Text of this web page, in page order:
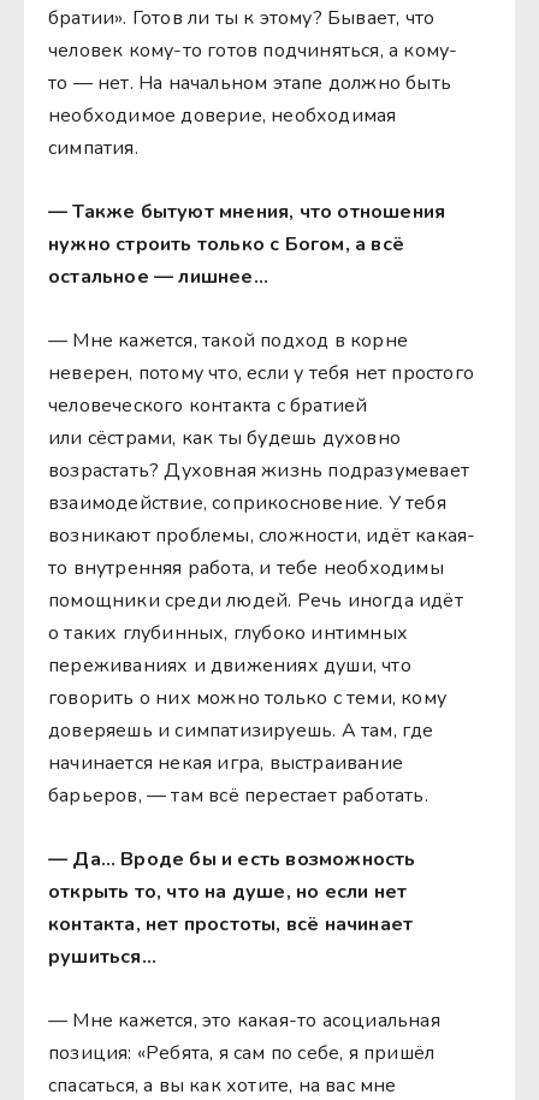
братии». Готов ли ты к этому? Бывает, что
человек кому-то готов подчиняться, а кому-
то — нет. На начальном этапе должно быть
необходимое доверие, необходимая
симпатия.
— Также бытуют мнения, что отношения
нужно строить только с Богом, а всё
остальное — лишнее…
— Мне кажется, такой подход в корне
неверен, потому что, если у тебя нет простого
человеческого контакта с братией
или сёстрами, как ты будешь духовно
возрастать? Духовная жизнь подразумевает
взаимодействие, соприкосновение. У тебя
возникают проблемы, сложности, идёт какая-
то внутренняя работа, и тебе необходимы
помощники среди людей. Речь иногда идёт
о таких глубинных, глубоко интимных
переживаниях и движениях души, что
говорить о них можно только с теми, кому
доверяешь и симпатизируешь. А там, где
начинается некая игра, выстраивание
барьеров, — там всё перестает работать.
— Да… Вроде бы и есть возможность
открыть то, что на душе, но если нет
контакта, нет простоты, всё начинает
рушиться…
— Мне кажется, это какая-то асоциальная
позиция: «Ребята, я сам по себе, я пришёл
спасаться, а вы как хотите, на вас мне